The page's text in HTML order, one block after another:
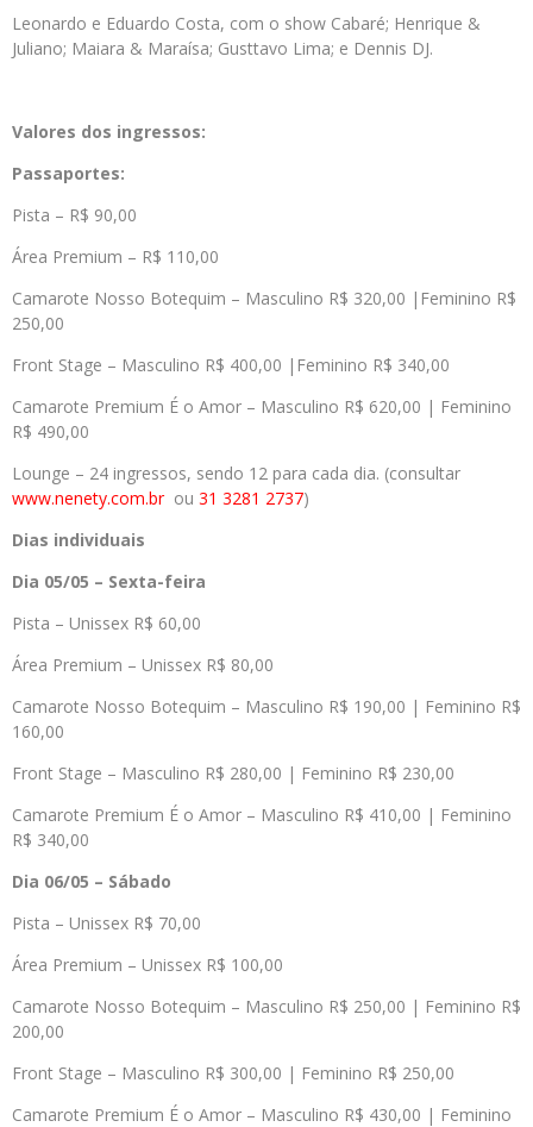
Leonardo e Eduardo Costa, com o show Cabaré; Henrique &
Juliano; Maiara & Maraísa; Gusttavo Lima; e Dennis DJ.
Valores dos ingressos:
Passaportes:
Pista – R$ 90,00
Área Premium – R$ 110,00
Camarote Nosso Botequim – Masculino R$ 320,00 |Feminino R$
250,00
Front Stage – Masculino R$ 400,00 |Feminino R$ 340,00
Camarote Premium É o Amor – Masculino R$ 620,00 | Feminino
R$ 490,00
Lounge – 24 ingressos, sendo 12 para cada dia. (consultar
www.nenety.com.brou 31 3281 2737)
Dias individuais
Dia 05/05 – Sexta-feira
Pista – Unissex R$ 60,00
Área Premium – Unissex R$ 80,00
Camarote Nosso Botequim – Masculino R$ 190,00 | Feminino R$
160,00
Front Stage – Masculino R$ 280,00 | Feminino R$ 230,00
Camarote Premium É o Amor – Masculino R$ 410,00 | Feminino
R$ 340,00
Dia 06/05 – Sábado
Pista – Unissex R$ 70,00
Área Premium – Unissex R$ 100,00
Camarote Nosso Botequim – Masculino R$ 250,00 | Feminino R$
200,00
Front Stage – Masculino R$ 300,00 | Feminino R$ 250,00
Camarote Premium É o Amor – Masculino R$ 430,00 | Feminino